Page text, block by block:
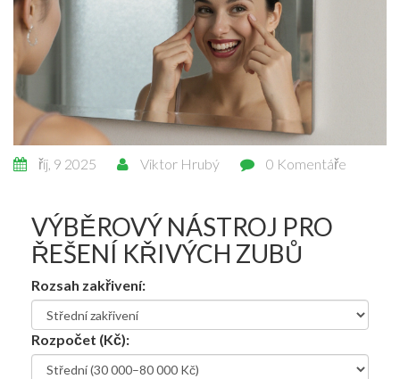
říj, 9 2025 Viktor Hrubý 0 Komentáře
VÝBĚROVÝ NÁSTROJ PRO
ŘEŠENÍ KŘIVÝCH ZUBŮ
Rozsah zakřivení:
Rozpočet (Kč):